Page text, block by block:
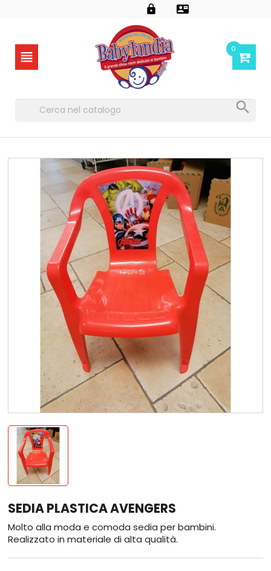
 
 0

SEDIA PLASTICA AVENGERS
Molto alla moda e comoda sedia per bambini.
Realizzato in materiale di alta qualità.